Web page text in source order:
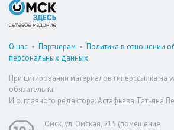
О нас • Партнерам • Политика в отношении
персональных данных
При цитировании материалов гиперссылка на
обязательна.
И.о. главного редактора: Астафьева Татьяна
Омск, ул. Омская, 215 (помещение